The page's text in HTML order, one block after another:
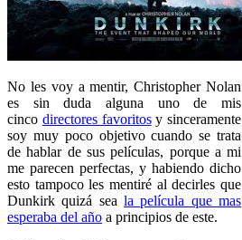
No les voy a mentir, Christopher Nolan
es sin duda alguna uno de mis
cinco directores favoritosy sinceramente
soy muy poco objetivo cuando se trata
de hablar de sus películas, porque a mi
me parecen perfectas, y habiendo dicho
esto tampoco les mentiré al decirles que
Dunkirk quizá seala película que mas
esperaba del año a principios de este.